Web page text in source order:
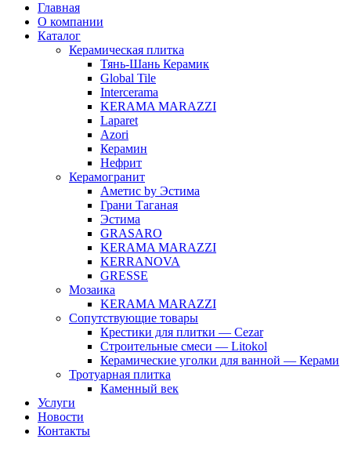
Главная
О компании
Каталог
Керамическая плитка
Тянь-Шань Керамик
Global Tile
Intercerama
KERAMA MARAZZI
Laparet
Аzori
Керамин
Нефрит
Керамогранит
Аметис by Эстима
Грани Таганая
Эстима
GRASARO
KERAMA MARAZZI
KERRANOVA
GRESSE
Мозаика
KERAMA MARAZZI
Сопутствующие товары
Крестики для плитки — Cezar
Строительные смеси — Litokol
Керамические уголки для ванной — Керами
Тротуарная плитка
Каменный век
Услуги
Новости
Контакты